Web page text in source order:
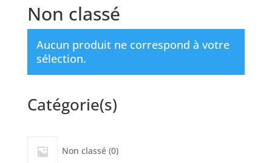
Non classé
Aucun produit ne correspond à votre
sélection.
Catégorie(s)
Non classé 0
produit